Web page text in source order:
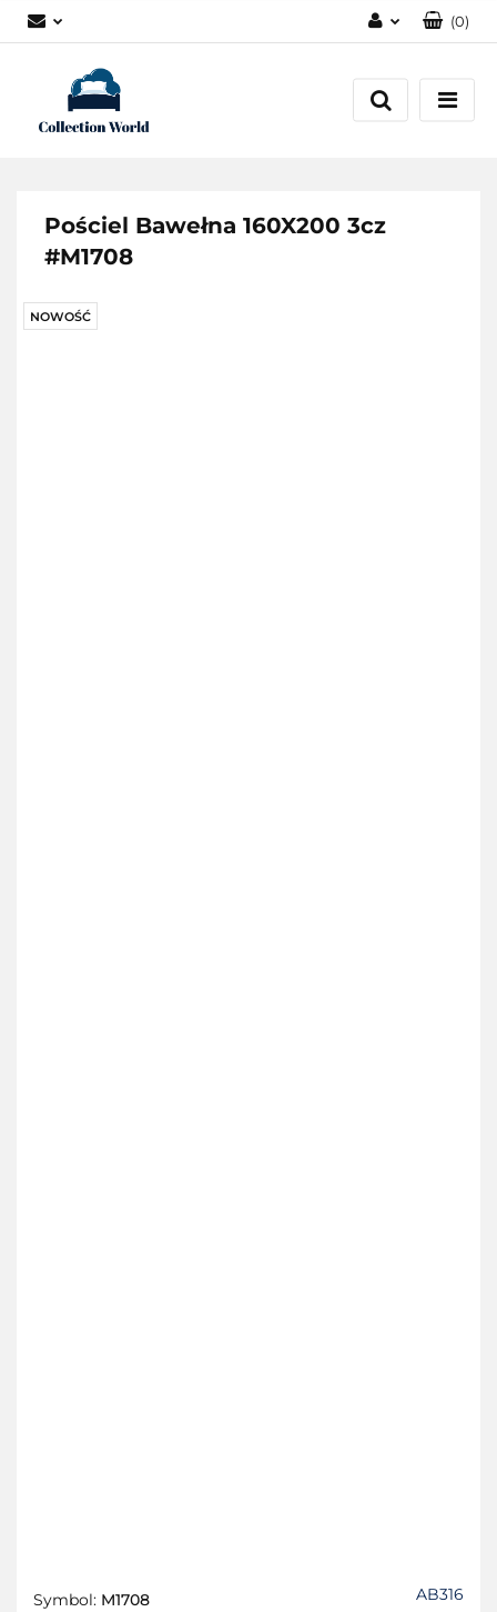
Zarejestruj się
(0)
Pościel Bawełna 160X200 3cz
#M1708
NOWOŚĆ
Symbol: M1708 AB316